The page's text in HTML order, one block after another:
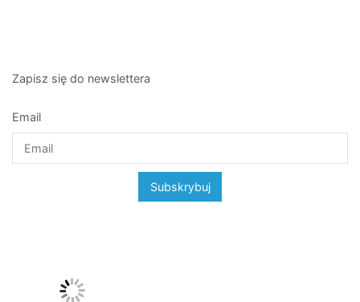
Zapisz się do newslettera
Email